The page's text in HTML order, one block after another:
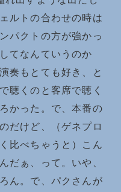
ルトの合わせの時は
パクトの方が強かっ
てなんていうのか
奏もとても好き、と
聴くのと客席で聴く
かった。で、本番の
だけど、（ゲネプロ
比べちゃうと）こん
だぁ、って。いや、
ん。で、パクさんが